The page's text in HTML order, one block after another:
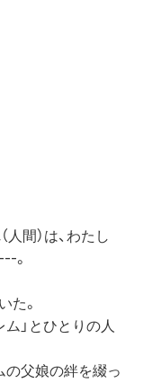
間）は、わたし
。
た。
」とひとりの人
の父娘の絆を綴っ